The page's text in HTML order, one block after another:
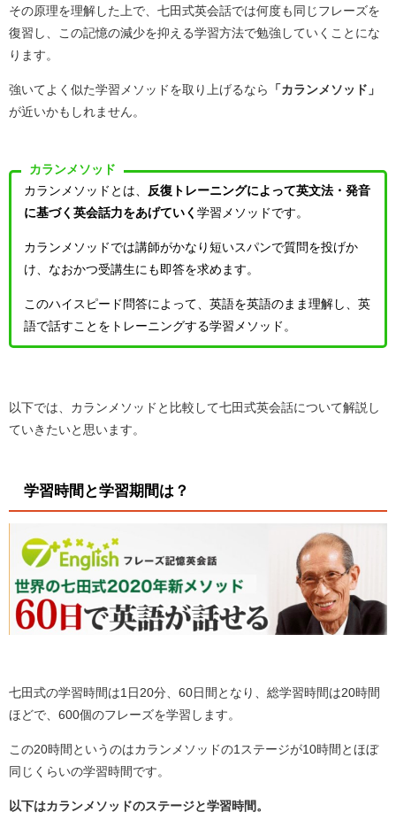
その原理を理解した上で、七田式英会話では何度も同じフレーズを
復習し、この記憶の減少を抑える学習方法で勉強していくことにな
ります。
強いてよく似た学習メソッドを取り上げるなら
「カランメソッド」
が近いかもしれません。
カランメソッド
カランメソッドとは、
反復トレーニングによって英文法・発音
に基づく英会話力をあげていく 学習メソッドです。
カランメソッドでは講師がかなり短いスパンで質問を投げか
け、なおかつ受講生にも即答を求めます。
このハイスピード問答によって、英語を英語のまま理解し、英
語で話すことをトレーニングする学習メソッド。
以下では、カランメソッドと比較して七田式英会話について解説し
ていきたいと思います。
学習時間と学習期間は？
七田式の学習時間は1日20分、60日間となり、総学習時間は20時間
ほどで、600個のフレーズを学習します。
この20時間というのはカランメソッドの1ステージが10時間とほぼ
同じくらいの学習時間です。
以下はカランメソッドのステージと学習時間。